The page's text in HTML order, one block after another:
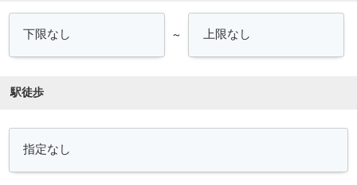
～
駅徒歩